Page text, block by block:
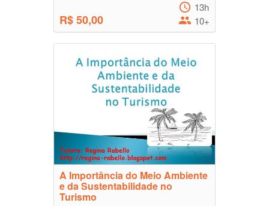
R$ 50,00
13h
10+
A Importância do Meio Ambiente
e da Sustentabilidade no
Turismo